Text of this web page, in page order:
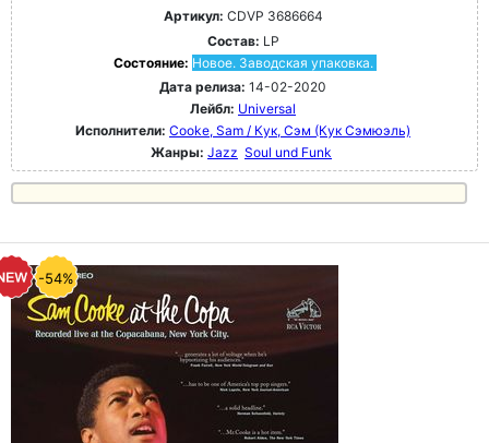
Артикул: CDVP 3686664
Состав: LP
Состояние: Новое. Заводская упаковка.
Дата релиза: 14-02-2020
Лейбл: Universal
Исполнители: Cooke, Sam / Кук, Сэм (Кук Сэмюэль)
Жанры: Jazz Soul und Funk
-54%